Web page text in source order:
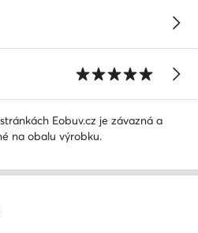
Eobuv.cz je závazná a
na obalu výrobku.